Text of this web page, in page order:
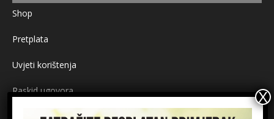
Shop
Pretplata
Uvjeti korištenja
Raskid ugovora
Načini plaćanja